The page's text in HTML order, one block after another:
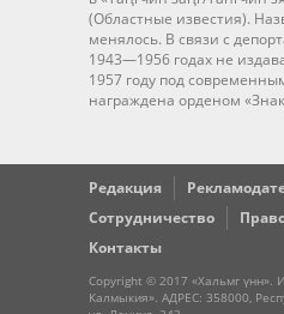
(Областные известия).
менялось. В связи с
1943—1956 годах не
1957 году под
награждена орденом
Редакция
Сотрудничество
Контакты
Copyright © 2017 «Хальмг үнн».
Калмыкия». АДРЕС: 358000,